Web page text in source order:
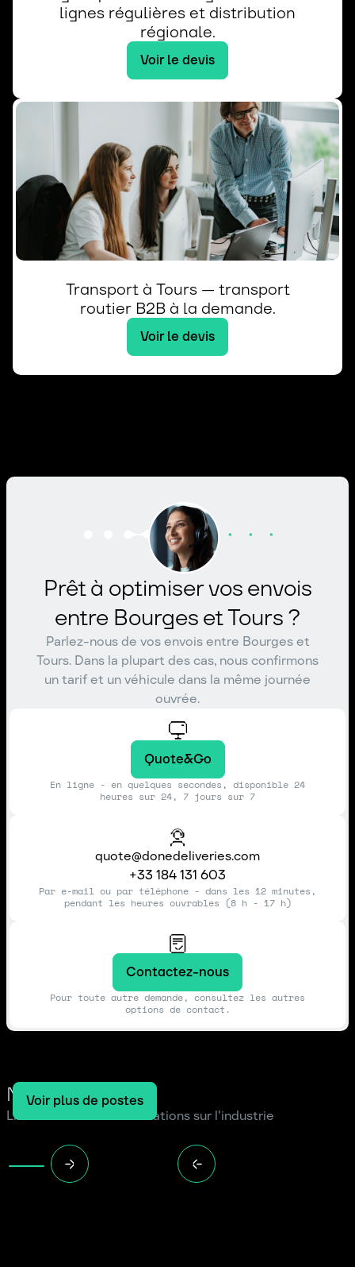
lignes régulières et distribution
régionale.
Voir le devis
Transport à Tours — transport
routier B2B à la demande.
Voir le devis
Prêt à optimiser vos envois
entre Bourges et Tours ?
Parlez-nous de vos envois entre Bourges et
Tours. Dans la plupart des cas, nous confirmons
un tarif et un véhicule dans la même journée
ouvrée.
Quote&Go
En ligne - en quelques secondes, disponible 24
heures sur 24, 7 jours sur 7
quote@donedeliveries.com
+33 184 131 603
Par e-mail ou par téléphone - dans les 12 minutes,
pendant les heures ouvrables (8 h - 17 h)
Contactez-nous
Pour toute autre demande, consultez les autres
options de contact.
Notre blog
Lire les dernières informations sur l'industrie
Voir plus de postes